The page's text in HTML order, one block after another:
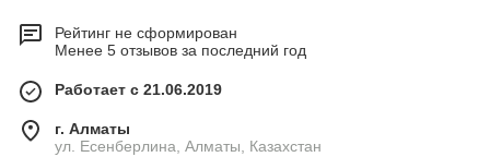
Рейтинг не сформирован
Менее 5 отзывов за последний год
Работает с 21.06.2019
г. Алматы
ул. Есенберлина, Алматы, Казахстан